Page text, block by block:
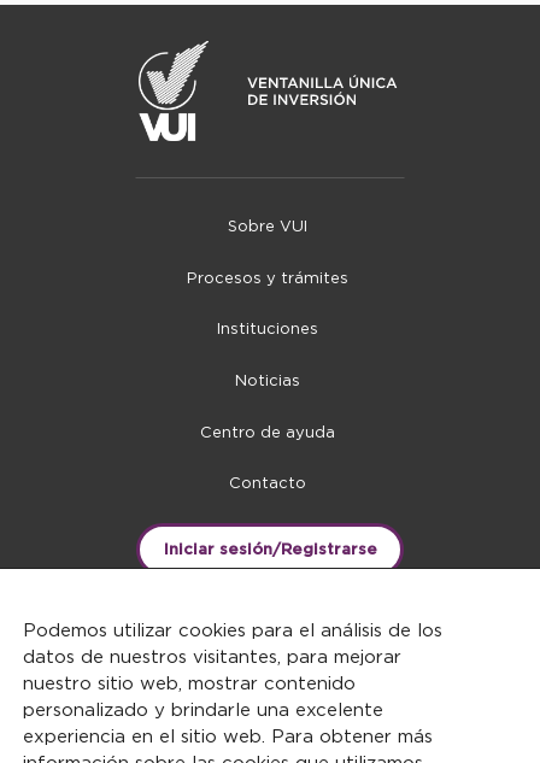
Sobre VUI
Procesos y trámites
Instituciones
Noticias
Centro de ayuda
Contacto
Iniciar sesión/Registrarse
Podemos utilizar cookies para el análisis de los
datos de nuestros visitantes, para mejorar
nuestro sitio web, mostrar contenido
personalizado y brindarle una excelente
experiencia en el sitio web. Para obtener más